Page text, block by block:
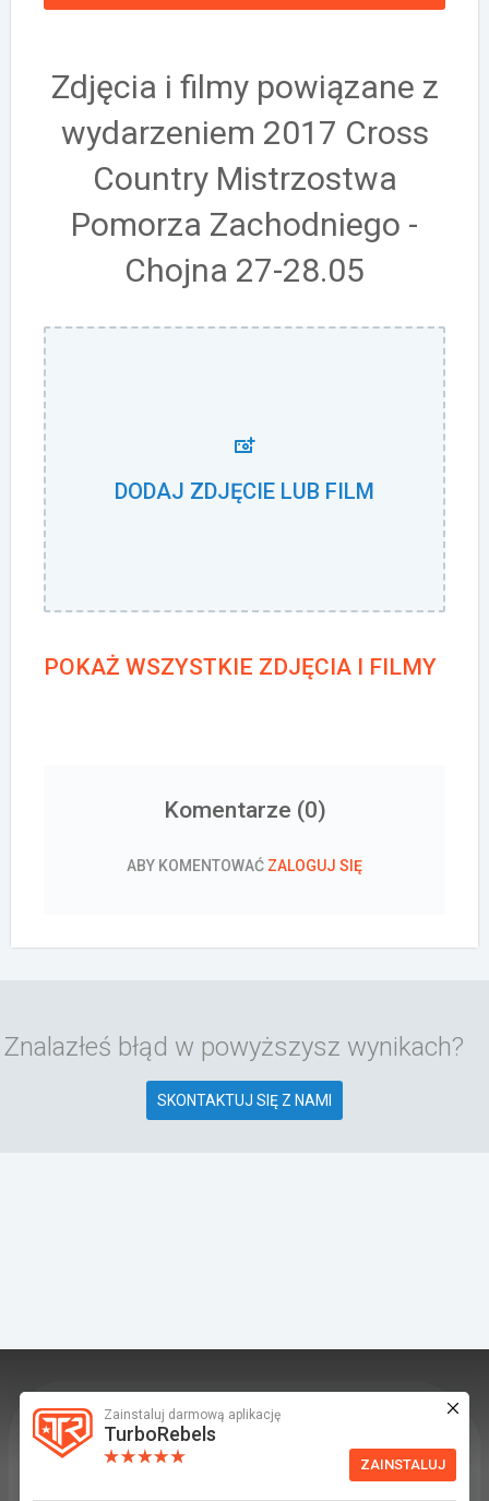
Zainstaluj darmową aplikację
TurboRebels
ZAINSTALUJ
Zdjęcia i filmy powiązane z
wydarzeniem 2017 Cross
Country Mistrzostwa
Pomorza Zachodniego -
Chojna 27-28.05
DODAJ ZDJĘCIE LUB FILM
POKAŻ WSZYSTKIE ZDJĘCIA I FILMY
Komentarze (0)
ABY KOMENTOWAĆ ZALOGUJ SIĘ
Znalazłeś błąd w powyższysz wynikach?
SKONTAKTUJ SIĘ Z NAMI
TurboRebels to platforma społecznościowa i
aplikacja mobilna dla fanów motoryzacji.